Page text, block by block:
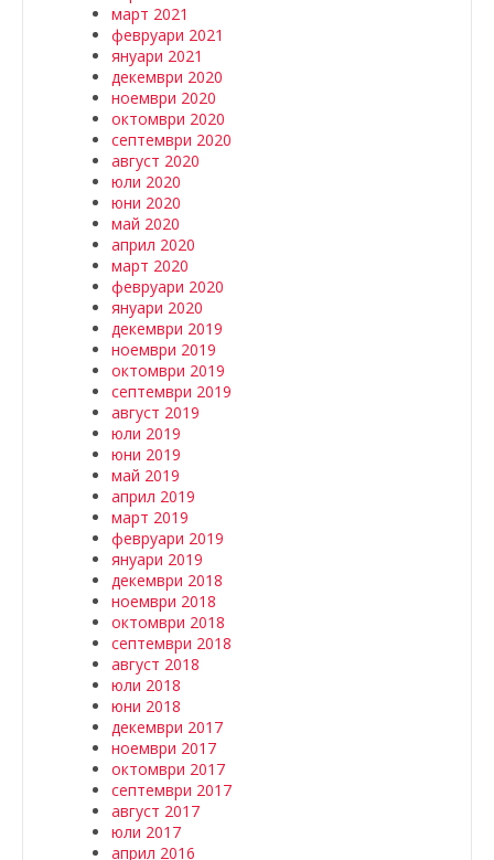
март 2021
февруари 2021
януари 2021
декември 2020
ноември 2020
октомври 2020
септември 2020
август 2020
юли 2020
юни 2020
май 2020
април 2020
март 2020
февруари 2020
януари 2020
декември 2019
ноември 2019
октомври 2019
септември 2019
август 2019
юли 2019
юни 2019
май 2019
април 2019
март 2019
февруари 2019
януари 2019
декември 2018
ноември 2018
октомври 2018
септември 2018
август 2018
юли 2018
юни 2018
декември 2017
ноември 2017
октомври 2017
септември 2017
август 2017
юли 2017
април 2016